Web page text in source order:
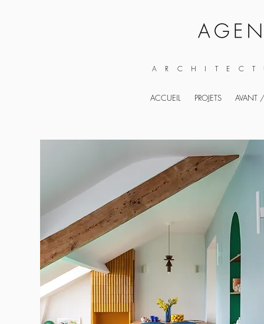
ACCUEIL PROJETS AVANT /